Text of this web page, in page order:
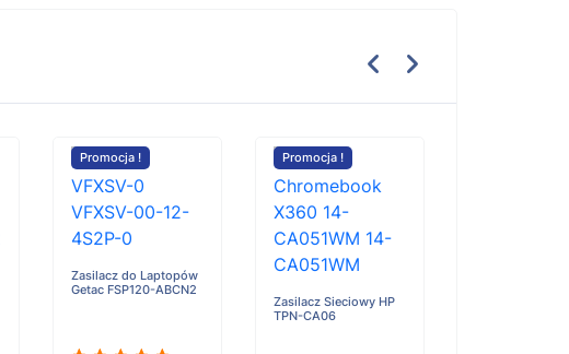
Promocja !
Zasilacz do Laptopów
Getac FSP120-ABCN2
Promocja !
Zasilacz Sieciowy HP
TPN-CA06